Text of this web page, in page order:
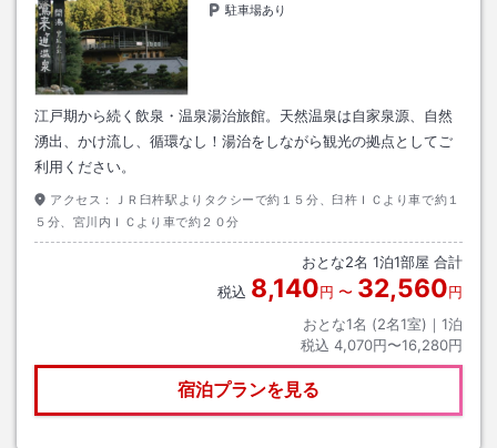
駐車場あり
江戸期から続く飲泉・温泉湯治旅館。天然温泉は自家泉源、自然
湧出、かけ流し、循環なし！湯治をしながら観光の拠点としてご
利用ください。
アクセス：
ＪＲ臼杵駅よりタクシーで約１５分、臼杵ＩＣより車で約１
５分、宮川内ＩＣより車で約２０分
おとな2名 1泊1部屋 合計
税込 8,140円 〜 32,560円
おとな1名 (2名1室)｜ 1泊
税込 4,070円〜16,280円
宿泊プランを見る